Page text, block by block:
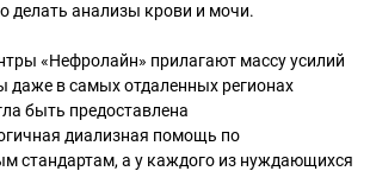
делать анализы крови и мочи.
«Нефролайн» прилагают массу усилий
даже в самых отдаленных регионах
быть предоставлена
диализная помощь по
стандартам, а у каждого из нуждающихся